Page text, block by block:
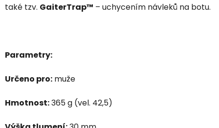
také tzv. GaiterTrap™ – uchycením návleků na botu.
Parametry:
Určeno pro: muže
Hmotnost:365 g (vel. 42,5)